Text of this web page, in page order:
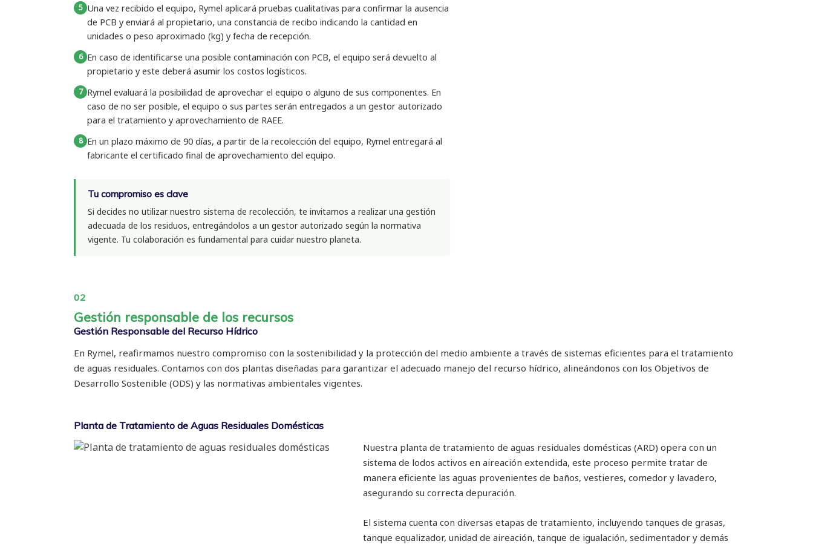
Una vez recibido el equipo, Rymel aplicará pruebas cualitativas para confirmar la ausencia
de PCB y enviará al propietario, una constancia de recibo indicando la cantidad en
unidades o peso aproximado (kg) y fecha de recepción.
En caso de identificarse una posible contaminación con PCB, el equipo será devuelto al
propietario y este deberá asumir los costos logísticos.
Rymel evaluará la posibilidad de aprovechar el equipo o alguno de sus componentes. En
caso de no ser posible, el equipo o sus partes serán entregados a un gestor autorizado
para el tratamiento y aprovechamiento de RAEE.
En un plazo máximo de 90 días, a partir de la recolección del equipo, Rymel entregará al
fabricante el certificado final de aprovechamiento del equipo.
Tu compromiso es clave
Si decides no utilizar nuestro sistema de recolección, te invitamos a realizar una gestión
adecuada de los residuos, entregándolos a un gestor autorizado según la normativa
vigente. Tu colaboración es fundamental para cuidar nuestro planeta.
02
Gestión responsable de los recursos
Gestión Responsable del Recurso Hídrico
En Rymel, reafirmamos nuestro compromiso con la sostenibilidad y la protección del medio ambiente a través de sistemas eficientes para el tratamiento
de aguas residuales. Contamos con dos plantas diseñadas para garantizar el adecuado manejo del recurso hídrico, alineándonos con los Objetivos de
Desarrollo Sostenible (ODS) y las normativas ambientales vigentes.
Planta de Tratamiento de Aguas Residuales Domésticas
Nuestra planta de tratamiento de aguas residuales domésticas (ARD) opera con un
sistema de lodos activos en aireación extendida, este proceso permite tratar de
manera eficiente las aguas provenientes de baños, vestieres, comedor y lavadero,
asegurando su correcta depuración.
El sistema cuenta con diversas etapas de tratamiento, incluyendo tanques de grasas,
tanque equalizador, unidad de aireación, tanque de igualación, sedimentador y demás